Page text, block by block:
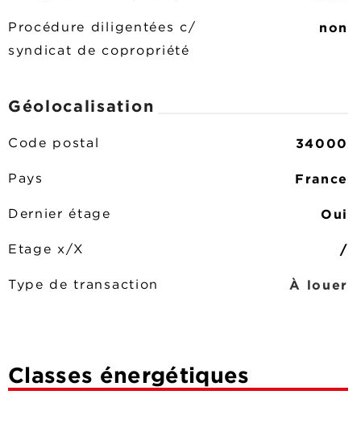
Procédure diligentées c/
syndicat de copropriété
non
Géolocalisation
Code postal 34000
Pays France
Dernier étage Oui
Etage x/X /
Type de transaction À louer
Classes énergétiques